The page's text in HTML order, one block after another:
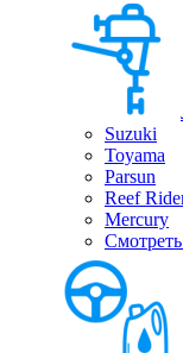
Suzuki
Toyama
Parsun
Reef
Mercury